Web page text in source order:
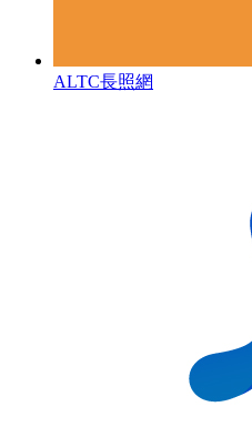
ALTC長照網